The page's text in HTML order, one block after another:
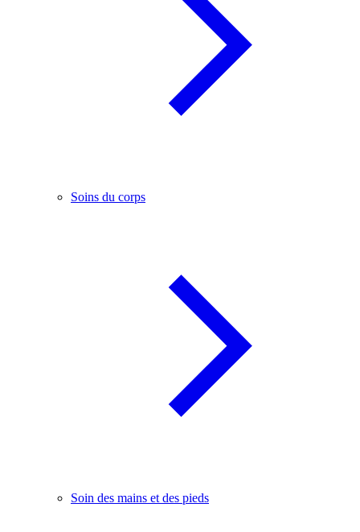
Soins du corps
Soin des mains et des pieds